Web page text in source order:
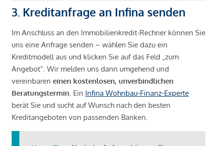
3. Kreditanfrage an Infina senden
Im Anschluss an den Immobilienkredit-Rechner können Sie
uns eine Anfrage senden – wählen Sie dazu ein
Kreditmodell aus und klicken Sie auf das Feld „zum
Angebot“. Wir melden uns dann umgehend und
vereinbaren einen kostenlosen, unverbindlichen
Beratungstermin . Ein Infina Wohnbau-Finanz-Experte
berät Sie und sucht auf Wunsch nach den besten
Kreditangeboten von passenden Banken.